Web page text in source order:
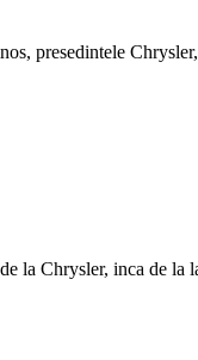
presedintele
la Chrysler, inca de la